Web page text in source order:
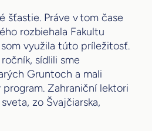
šťastie. Práve v tom čase
rozbiehala Fakultu
využila túto príležitosť.
sídlili sme
Gruntoch a mali
Zahraniční lektori
zo Švajčiarska,